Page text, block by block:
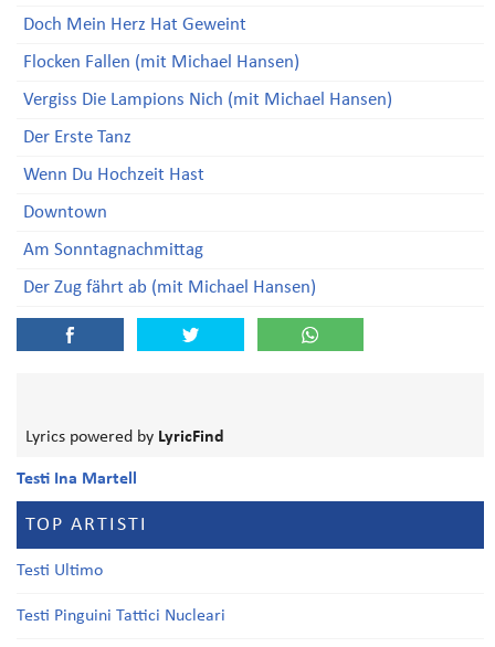
Doch Mein Herz Hat Geweint
Flocken Fallen (mit Michael Hansen)
Vergiss Die Lampions Nich (mit Michael Hansen)
Der Erste Tanz
Wenn Du Hochzeit Hast
Downtown
Am Sonntagnachmittag
Der Zug fährt ab (mit Michael Hansen)
Lyrics powered by LyricFind
Testi Ina Martell
TOP ARTISTI
Testi Ultimo
Testi Pinguini Tattici Nucleari